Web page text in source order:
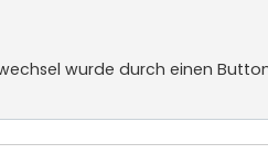
wurde durch einen